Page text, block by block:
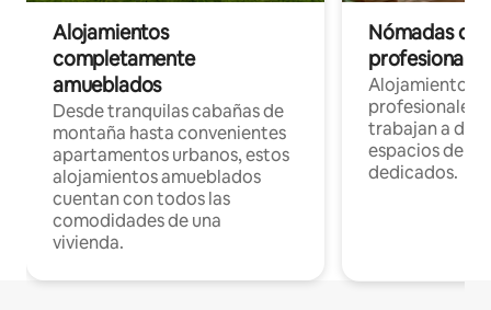
Alojamientos
completamente
amueblados
Desde tranquilas cabañas de
montaña hasta convenientes
apartamentos urbanos, estos
alojamientos amueblados
cuentan con todos las
comodidades de una
vivienda.
Nómadas
Alojamientos
profesionales
trabajan a
espacios de
dedicados.